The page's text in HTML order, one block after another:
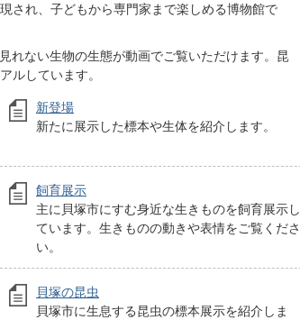
され、子どもから専門家まで楽しめる博物館で
れない生物の生態が動画でご覧いただけます。昆
ルしています。
新登場
新たに展示した標本や生体を紹介します。
飼育展示
主に貝塚市にすむ身近な生きものを飼育展示し
ています。生きものの動きや表情をご覧くださ
い。
貝塚の昆虫
貝塚市に生息する昆虫の標本展示を紹介しま